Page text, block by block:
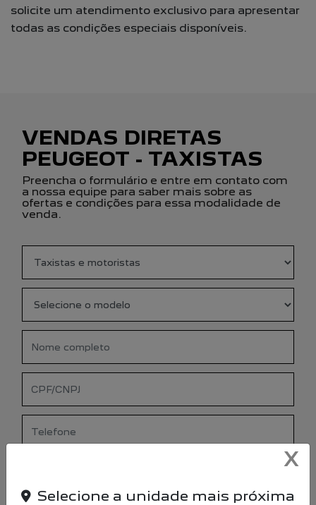
solicite um atendimento exclusivo para apresentar
todas as condições especiais disponíveis.
VENDAS DIRETAS
PEUGEOT - TAXISTAS
Preencha o formulário e entre em contato com
a nossa equipe para saber mais sobre as
ofertas e condições para essa modalidade de
venda.
X
Selecione a unidade mais próxima